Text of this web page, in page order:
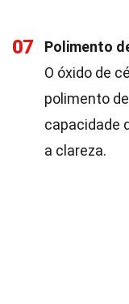
07
Polimento
O óxido de
polimento
capacidade
a clareza.